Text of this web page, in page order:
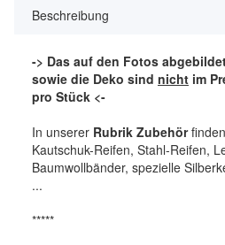
Beschreibung
-> Das auf den Fotos
sowie die Deko sind nicht im
pro Stück <-
In unserer Rubrik Zubehör
Kautschuk-Reifen, Stahl-Reifen,
Baumwollbänder, spezielle
...
*****